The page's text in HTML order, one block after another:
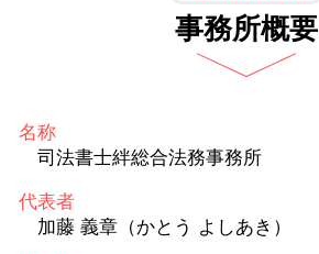
事務所概要
名称
司法書士絆総合法務事務所
代表者
加藤 義章（かとう よしあき）